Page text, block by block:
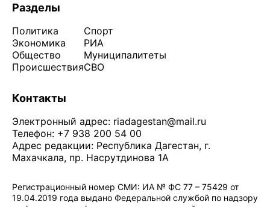
Разделы
Политика
Экономика
Общество
Происшествия
Спорт
РИА
Муниципалитеты
СВО
Контакты
Электронный адрес: riadagestan@mail.ru
Телефон: +7 938 200 54 00
Адрес редакции: Республика Дагестан, г.
Махачкала, пр. Насрутдинова 1А
Регистрационный номер СМИ: ИА № ФС 77 – 75429 от
19.04.2019 года выдано Федеральной службой по надзору